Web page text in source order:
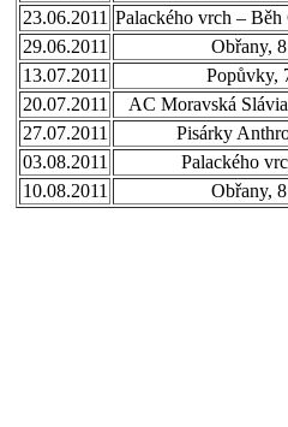
23.06.2011 Palackého vrch –
29.06.2011
Obřany,
13.07.2011
Popůvky,
20.07.2011
AC Moravská
27.07.2011
Pisárky
03.08.2011
Palackého
10.08.2011
Obřany,